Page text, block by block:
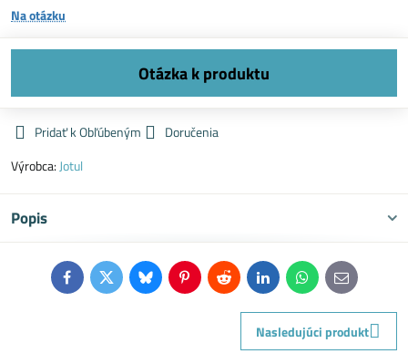
Na otázku
Pridať k Obľúbeným
Doručenia
Výrobca:Jotul
Popis
FacebookTwitterBlueskyPinterestReddit LinkedInWhatsApp
E-
mail
Nasledujúci produkt